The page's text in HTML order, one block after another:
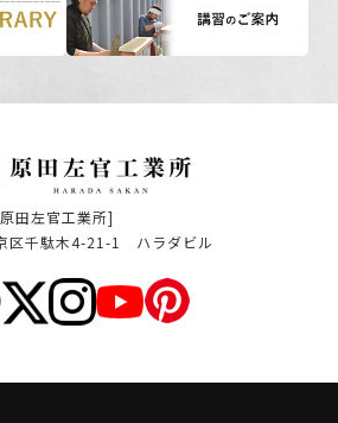
田左官工業所]
区千駄木4-21-1 ハラダビル